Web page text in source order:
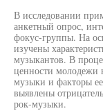
В исследовании
анкетный опрос,
фокус-группы. На
изучены
музыкантов. В
ценности молодежи
музыки и факторы
выявлены
рок-музыки.